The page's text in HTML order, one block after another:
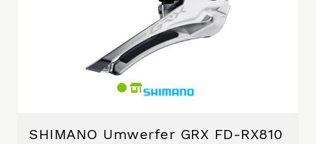
SHIMANO Umwerfer GRX FD-RX810